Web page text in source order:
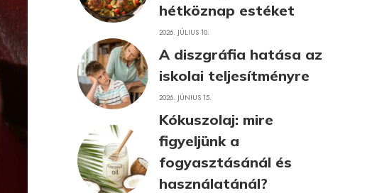
hétköznap estéket
2026. JÚLIUS 10.
A diszgráfia hatása az
iskolai teljesítményre
2026. JÚNIUS 15.
Kókuszolaj: mire
figyeljünk a
fogyasztásánál és
használatánál?